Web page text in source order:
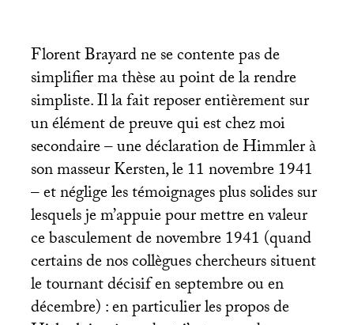
Florent Brayard ne se contente pas de
simplifier ma thèse au point de la rendre
simpliste. Il la fait reposer entièrement sur
un élément de preuve qui est chez moi
secondaire – une déclaration de Himmler à
son masseur Kersten, le 11 novembre 1941
– et néglige les témoignages plus solides sur
lesquels je m’appuie pour mettre en valeur
ce basculement de novembre 1941 (quand
certains de nos collègues chercheurs situent
le tournant décisif en septembre ou en
décembre) : en particulier les propos de